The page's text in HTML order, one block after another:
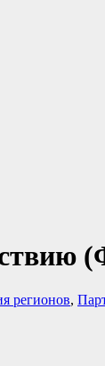
регионов,